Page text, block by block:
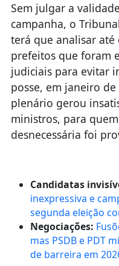
Sem julgar a
campanha, o
terá que analisar até
prefeitos que foram
judiciais para evitar
posse, em janeiro
plenário gerou
ministros, para
desnecessária foi
Candidatas
inexpressiva e
segunda eleição
Negociações:
mas PSDB e PDT
de barreira em